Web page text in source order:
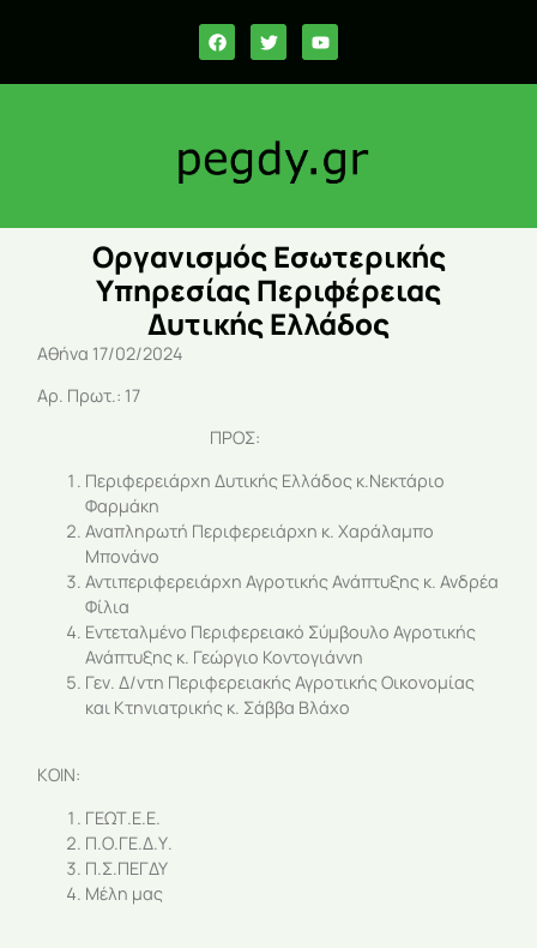
Οργανισμός Εσωτερικής
Υπηρεσίας Περιφέρειας
Δυτικής Ελλάδος
Αθήνα 17/02/2024
Αρ. Πρωτ.: 17
ΠΡΟΣ:
Περιφερειάρχη Δυτικής Ελλάδος κ.Νεκτάριο
Φαρμάκη
Αναπληρωτή Περιφερειάρχη κ. Χαράλαμπο
Μπονάνο
Αντιπεριφερειάρχη Αγροτικής Ανάπτυξης κ. Ανδρέα
Φίλια
Εντεταλμένο Περιφερειακό Σύμβουλο Αγροτικής
Ανάπτυξης κ. Γεώργιο Κοντογιάννη
Γεν. Δ/ντη Περιφερειακής Αγροτικής Οικονομίας
και Κτηνιατρικής κ. Σάββα Βλάχο
ΚΟΙΝ:
ΓΕΩΤ.Ε.Ε.
Π.Ο.ΓΕ.Δ.Υ.
Π.Σ.ΠΕΓΔΥ
Μέλη μας